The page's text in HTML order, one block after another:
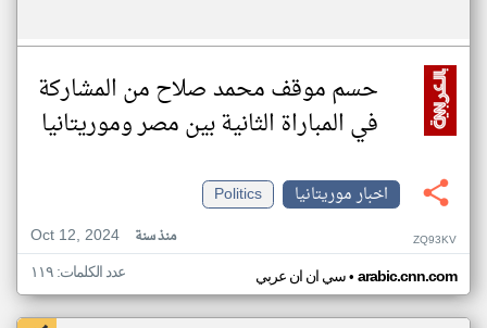
حسم موقف محمد صلاح من المشاركة
في المباراة الثانية بين مصر وموريتانيا
اخبار موريتانيا
Politics
Oct 12, 2024
منذ سنة ZQ93KV
سي ان ان عربي• arabic.cnn.com عدد الكلمات: ١١٩